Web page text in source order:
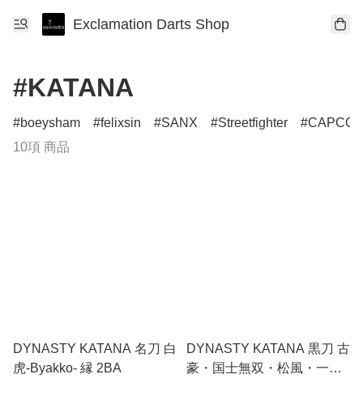
Exclamation Darts Shop
#KATANA
boeysham felixsin SANX Streetfighter
10項 商品
DYNASTY KATANA 名刀 白
虎-Byakko- 縁 2BA
DYNASTY KATANA 黒刀 古
豪・国士無双・松風・一文